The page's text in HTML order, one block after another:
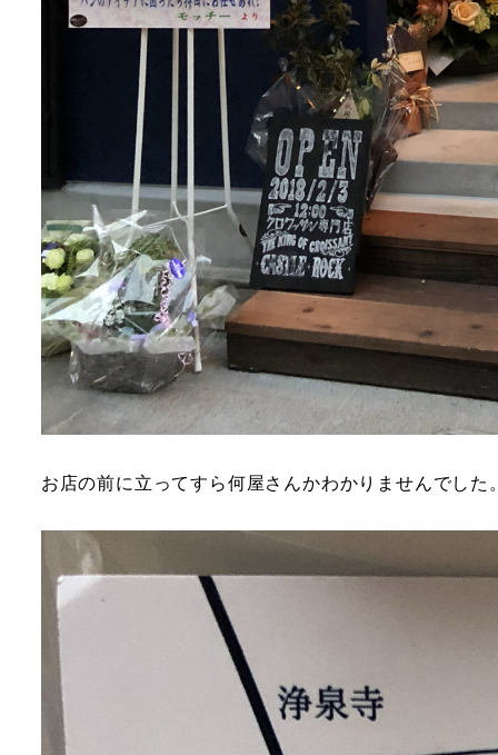
お店の前に立ってすら何屋さんかわかりませんでした